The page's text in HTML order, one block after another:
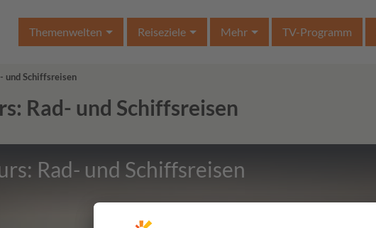
Themenwelten Reiseziele Mehr TV-Programm
und Schiffsreisen
Rad- und Schiffsreisen
Rad- und Schiffsreisen